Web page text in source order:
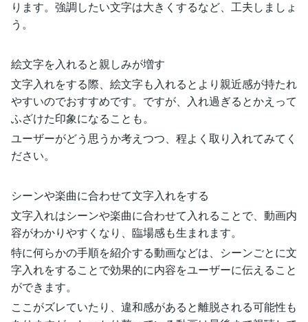
ります。強調したい文字は大きくするなど、工夫しましょ
う。
絵文字を入れると親しみが増す
文字入れをする際、絵文字も入れるとより親近感が持たれ
やすいのでおすすめです。ですが、入れ過ぎるとかえって
ふざけた印象になることも。
ユーザーがどう思うか考えつつ、程よく取り入れてみてく
ださい。
シーンや楽曲に合わせて文字入れをする
文字入れはシーンや楽曲に合わせて入れることで、動画内
容がわかりやすくなり、臨場感も生まれます。
特に何らかの手順を紹介する動画などは、シーンごとに文
字入れをすることで効果的に内容をユーザーに伝えること
ができます。
ここがズレていたり、違和感があると離脱される可能性も